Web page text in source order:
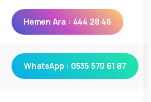
Hemen Ara : 444 28 46
WhatsApp : 0535 570 61 87